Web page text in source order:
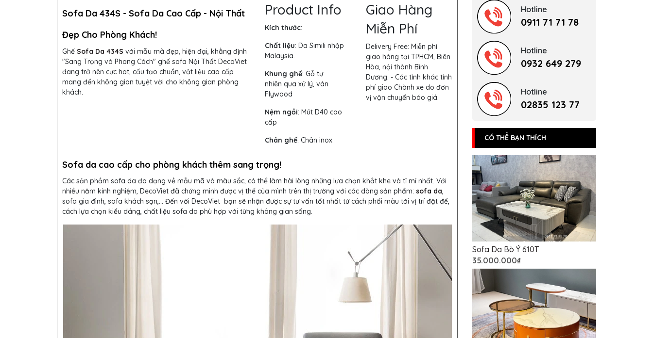
Sofa Da 434S - Sofa Da Cao Cấp - Nội Thất
Đẹp Cho Phòng Khách!
Ghế Sofa Da 434S với mẫu mã đẹp, hiện đại, khẳng định
"Sang Trọng và Phong Cách" ghế sofa Nội Thất DecoViet
đang trở nên cực hot, cấu tạo chuẩn, vật liệu cao cấp
mang đến không gian tuyệt vời cho không gian phòng
khách.
Product Info
Kích thước:
Chất liệu: Da Simili nhập
Malaysia.
Khung ghế: Gỗ tự
nhiên qua xử lý, ván
Flywood
Nệm ngồi: Mút D40 cao
cấp
Chân ghế: Chân inox
Giao Hàng
Miễn Phí
Delivery Free: Miễn phí
giao hàng tại TPHCM, Biên
Hòa, nội thành Bình
Dương. - Các tỉnh khác tính
phí giao Chành xe do đơn
vị vận chuyển báo giá.
Sofa da cao cấp cho phòng khách thêm sang trọng!
Các sản phầm sofa da đa dạng về mẫu mã và màu sắc, có thể làm hài lòng những lựa chọn khắt khe và tỉ mỉ nhất. Với
nhiều năm kinh nghiệm, DecoViet đã chứng minh được vị thế của mình trên thị trường với các dòng sản phẩm: sofa da
sofa gia đình, sofa khách sạn,... Đến với DecoViet bạn sẽ nhận được sự tư vấn tốt nhất từ cách phối màu tới vị trí đặt để,
cách lựa chọn kiểu dáng, chất liệu sofa da phù hợp với từng không gian sống.
Hotline
0911 71 71 78
Hotline
0932 649 279
Hotline
02835 123 77
CÓ THỂ BẠN THÍCH
Sofa Da Bò Ý 610T
35.000.000₫